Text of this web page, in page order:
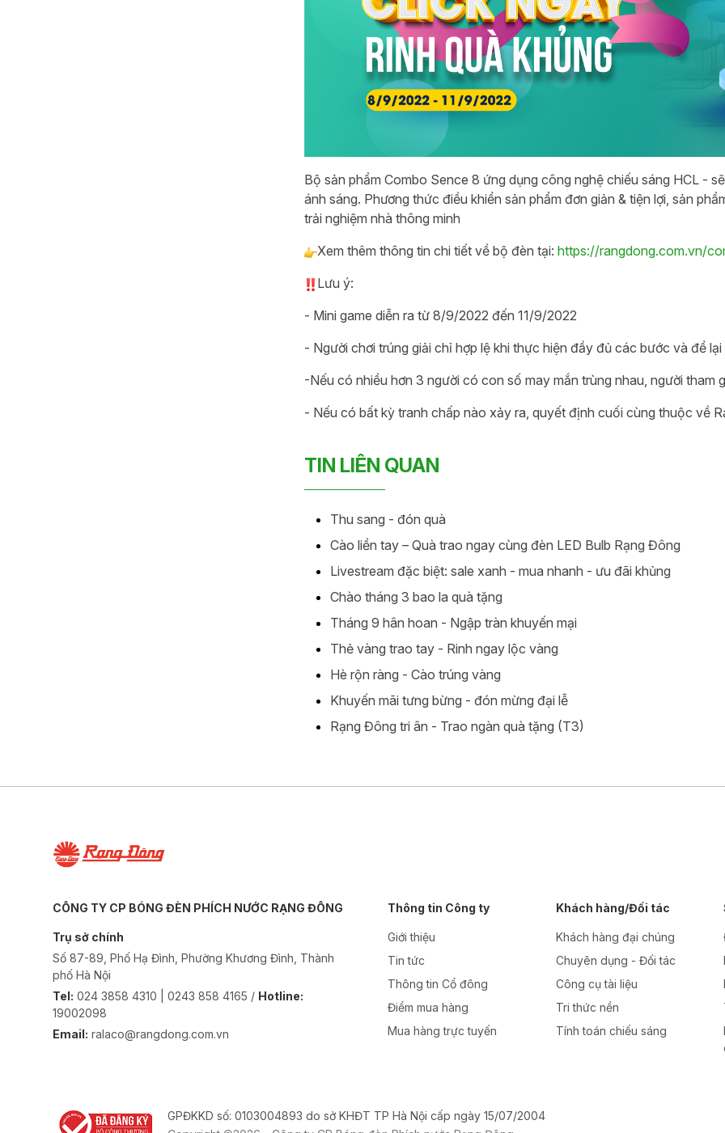
Bộ sản phẩm Combo Sence 8 ứng dụng công nghệ chiếu sáng HCL -
ánh sáng. Phương thức điều khiển sản phẩm đơn giản & tiện lợi, sản
trải nghiệm nhà thông minh
Xem thêm thông tin chi tiết về bộ đèn tại: https://rangdong.com.vn/
Lưu ý:
- Mini game diễn ra từ 8/9/2022 đến 11/9/2022
- Người chơi trúng giải chỉ hợp lệ khi thực hiện đầy đủ các bước và để
-Nếu có nhiều hơn 3 người có con số may mắn trùng nhau, người tham
- Nếu có bất kỳ tranh chấp nào xảy ra, quyết định cuối cùng thuộc về
TIN LIÊN QUAN
Thu sang - đón quà
Cào liền tay – Quà trao ngay cùng đèn LED Bulb Rạng Đông
Livestream đặc biệt: sale xanh - mua nhanh - ưu đãi khủng
Chào tháng 3 bao la quà tặng
Tháng 9 hân hoan - Ngập tràn khuyến mại
Thẻ vàng trao tay - Rinh ngay lộc vàng
Hè rộn ràng - Cào trúng vàng
Khuyến mãi tưng bừng - đón mừng đại lễ
Rạng Đông tri ân - Trao ngàn quà tặng (T3)
CÔNG TY CP BÓNG ĐÈN PHÍCH NƯỚC RẠNG ĐÔNG
Trụ sở chính
Số 87-89, Phố Hạ Đình, Phường Khương Đình, Thành
phố Hà Nội
Tel: 024 3858 4310 | 0243 858 4165 / Hotline:
19002098
Email: ralaco@rangdong.com.vn
Thông tin Công ty
Giới thiệu
Tin tức
Thông tin Cổ đông
Điểm mua hàng
Mua hàng trực tuyến
Khách hàng/Đối tác
Khách hàng đại chúng
Chuyên dụng - Đối tác
Công cụ tài liệu
Tri thức nền
Tính toán chiếu sáng
GPĐKKD số: 0103004893 do sở KHĐT TP Hà Nội cấp ngày 15/07/2004